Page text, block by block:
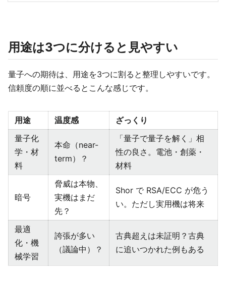
用途は3つに分けると見やすい
量子への期待は、用途を3つに割ると整理しやすいです。
信頼度の順に並べるとこんな感じです。
用途 温度感
ざっくり
量子化
学・材
料
本命（near-
term）？
「量子で量子を解く」相
性の良さ。電池・創薬・
材料
暗号
脅威は本物、
実機はまだ
先？
Shor で RSA/ECC が危う
い。ただし実用機は将来
最適
化・機
械学習
誇張が多い
（議論中）？
古典超えは未証明？古典
に追いつかれた例もある